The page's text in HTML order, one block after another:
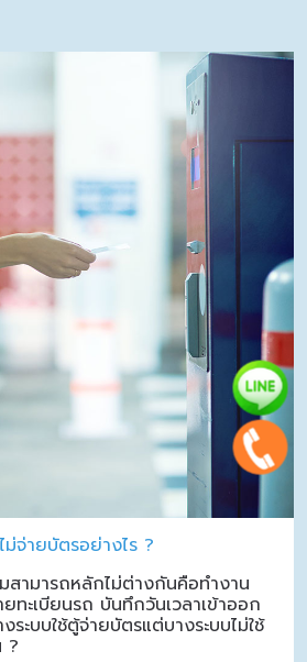
จ่ายบัตรอย่างไร ?
สามารถหลักไม่ต่างกันคือทำงาน
ทะเบียนรถ บันทึกวันเวลาเข้าออก
ะบบใช้ตู้จ่ายบัตรแต่บางระบบไม่ใช้
?